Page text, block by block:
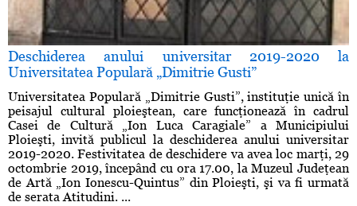
Deschiderea anului universitar 2019-2020 la
Universitatea Populară „Dimitrie Gusti”
Universitatea Populară „Dimitrie Gusti”, instituţie unică în
peisajul cultural ploieştean, care funcţionează în cadrul
Casei de Cultură „Ion Luca Caragiale” a Municipiului
Ploieşti, invită publicul la deschiderea anului universitar
2019-2020. Festivitatea de deschidere va avea loc marţi, 29
octombrie 2019, începând cu ora 17.00, la Muzeul Judeţean
de Artă „Ion Ionescu-Quintus” din Ploieşti, şi va fi urmată
de serata Atitudini. ...